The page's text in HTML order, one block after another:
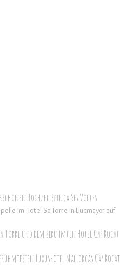
Hochzeitsfinca Ses Voltes
und dem berühmten Hotel Cap Rocat
Luxushotel Mallorcas Cap Rocat